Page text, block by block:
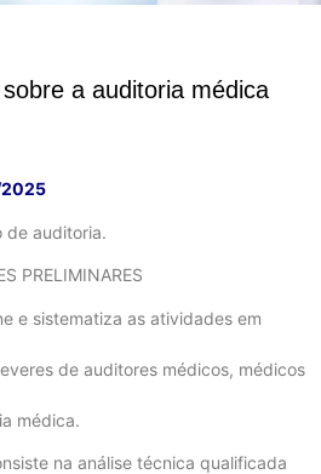
a auditoria médica
2025
de auditoria.
PRELIMINARES
e sistematiza as atividades em
de auditores médicos, médicos
médica.
na análise técnica qualificada